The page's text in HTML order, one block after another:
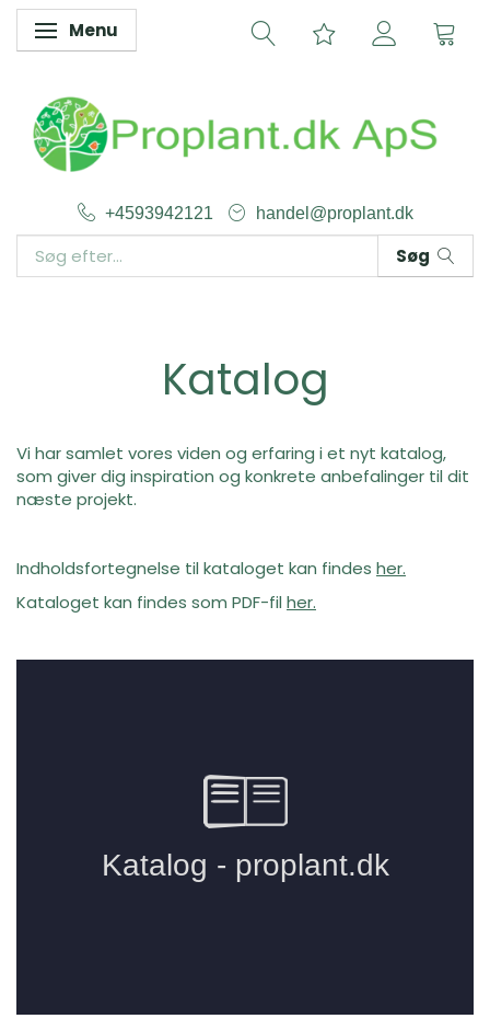
Skifte navigation
Menu
+4593942121 handel@proplant.dk
Søg
Katalog
Vi har samlet vores viden og erfaring i et nyt katalog,
som giver dig inspiration og konkrete anbefalinger til dit
næste projekt.
Indholdsfortegnelse til kataloget kan findes her.
Kataloget kan findes som PDF-fil her.